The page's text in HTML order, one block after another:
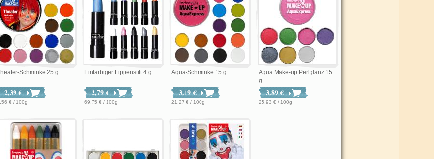
Schminke 25 g
2,39 €
€ / 100g
Einfarbiger Lippenstift 4 g
2,79 €
69,75 € / 100g
Aqua-Schminke 15 g
3,19 €
21,27 € / 100g
Aqua Make-up Perlglanz 15
g
3,89 €
25,93 € / 100g